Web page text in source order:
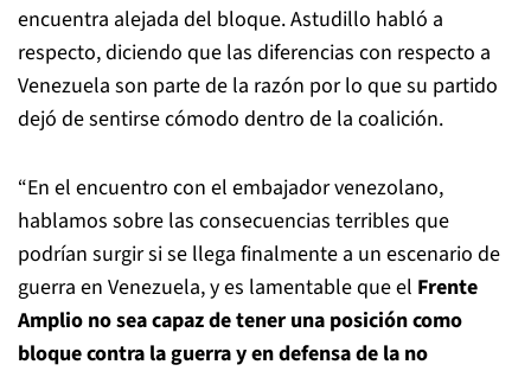
encuentra alejada del bloque. Astudillo habló a
respecto, diciendo que las diferencias con respecto a
Venezuela son parte de la razón por lo que su partido
dejó de sentirse cómodo dentro de la coalición.
“En el encuentro con el embajador venezolano,
hablamos sobre las consecuencias terribles que
podrían surgir si se llega finalmente a un escenario de
guerra en Venezuela, y es lamentable que el Frente
Amplio no sea capaz de tener una posición como
bloque contra la guerra y en defensa de la no